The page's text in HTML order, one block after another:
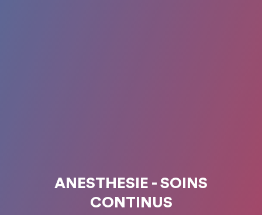
ANESTHESIE - SOINS
CONTINUS